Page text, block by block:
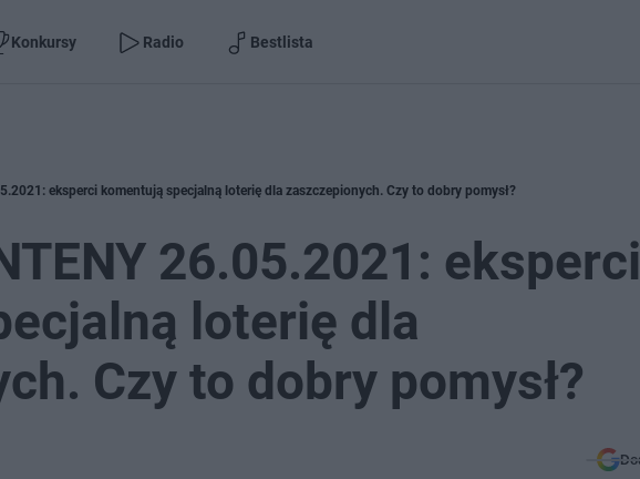
Konkursy Radio Bestlista
eksperci komentują specjalną loterię dla zaszczepionych. Czy to dobry pomysł?
26.05.2021: eksperci
loterię dla
Czy to dobry pomysł?